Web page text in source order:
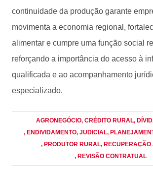
continuidade da produção garante
movimenta a economia regional,
alimentar e cumpre uma função social
reforçando a importância do acesso à
qualificada e ao acompanhamento
especializado.
AGRONEGÓCIO, CRÉDITO RURAL,
, ENDIVIDAMENTO, JUDICIAL,
, PRODUTOR RURAL, RECUPERAÇÃO
, REVISÃO CONTRATUAL